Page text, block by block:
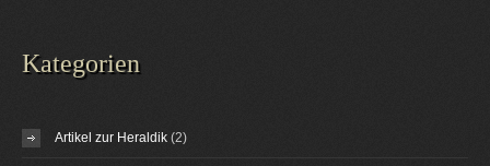
Kategorien
Artikel zur Heraldik (2)